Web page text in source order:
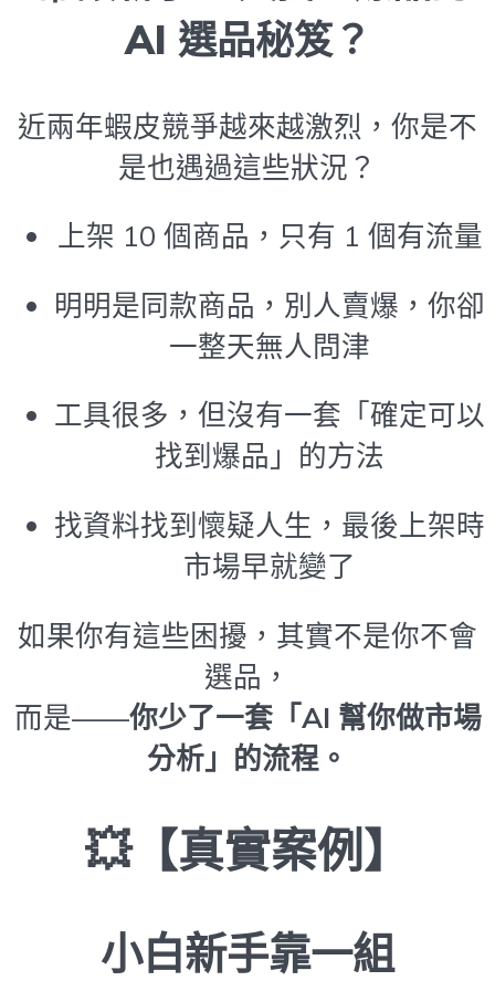
AI 選品秘笈？
近兩年蝦皮競爭越來越激烈，你是不
是也遇過這些狀況？
上架 10 個商品，只有 1 個有流量
明明是同款商品，別人賣爆，你卻
一整天無人問津
工具很多，但沒有一套「確定可以
找到爆品」的方法
找資料找到懷疑人生，最後上架時
市場早就變了
如果你有這些困擾，其實不是你不會
選品，
而是——你少了一套「AI 幫你做市場
分析」的流程。
💥【真實案例】
小白新手靠一組